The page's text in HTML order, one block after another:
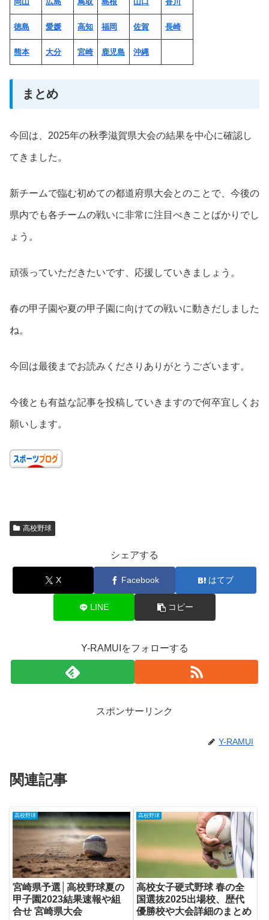
徳島 愛媛 高知 福岡 佐賀 長崎
熊本 大分 宮崎 鹿児島 沖縄
まとめ
今回は、2025年の秋季滋賀県大会の結果を中心に確認し
てきました。
新チームで臨む初めての都道府県大会とのことで、今後の
県内でも各チームの戦いに非常に注目べきことばかりでし
ょう。
頑張っていただきたいです、応援していきましょう。
春の甲子園や夏の甲子園に向けての戦いに動きだしました
ね。
今回は最後までお読みくださりありがとうございます。
今後とも有益な記事を投稿していきますので何卒宜しくお
願いします。
高校野球
シェアする
X Facebook はてブ
LINE コピー
Y-RAMUIをフォローする
スポンサーリンク
Y-RAMUI
関連記事
高校野球
宮崎県予選│高校野球夏の
甲子園2023結果速報や組
合せ 宮崎県大会
高校野球
高校女子硬式野球 春の全
国選抜2025出場校、歴代
優勝校や大会詳細のまとめ